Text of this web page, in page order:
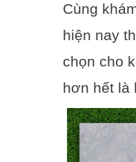
Cùng
hiện nay
chọn cho
hơn hết là